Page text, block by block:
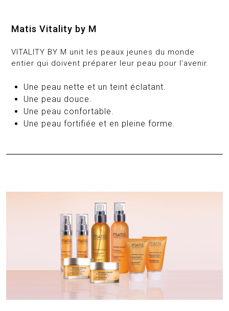
Matis Vitality by M
VITALITY BY M unit les peaux jeunes du monde
entier qui doivent préparer leur peau pour l’avenir.
Une peau nette et un teint éclatant.
Une peau douce.
Une peau confortable.
Une peau fortifiée et en pleine forme.